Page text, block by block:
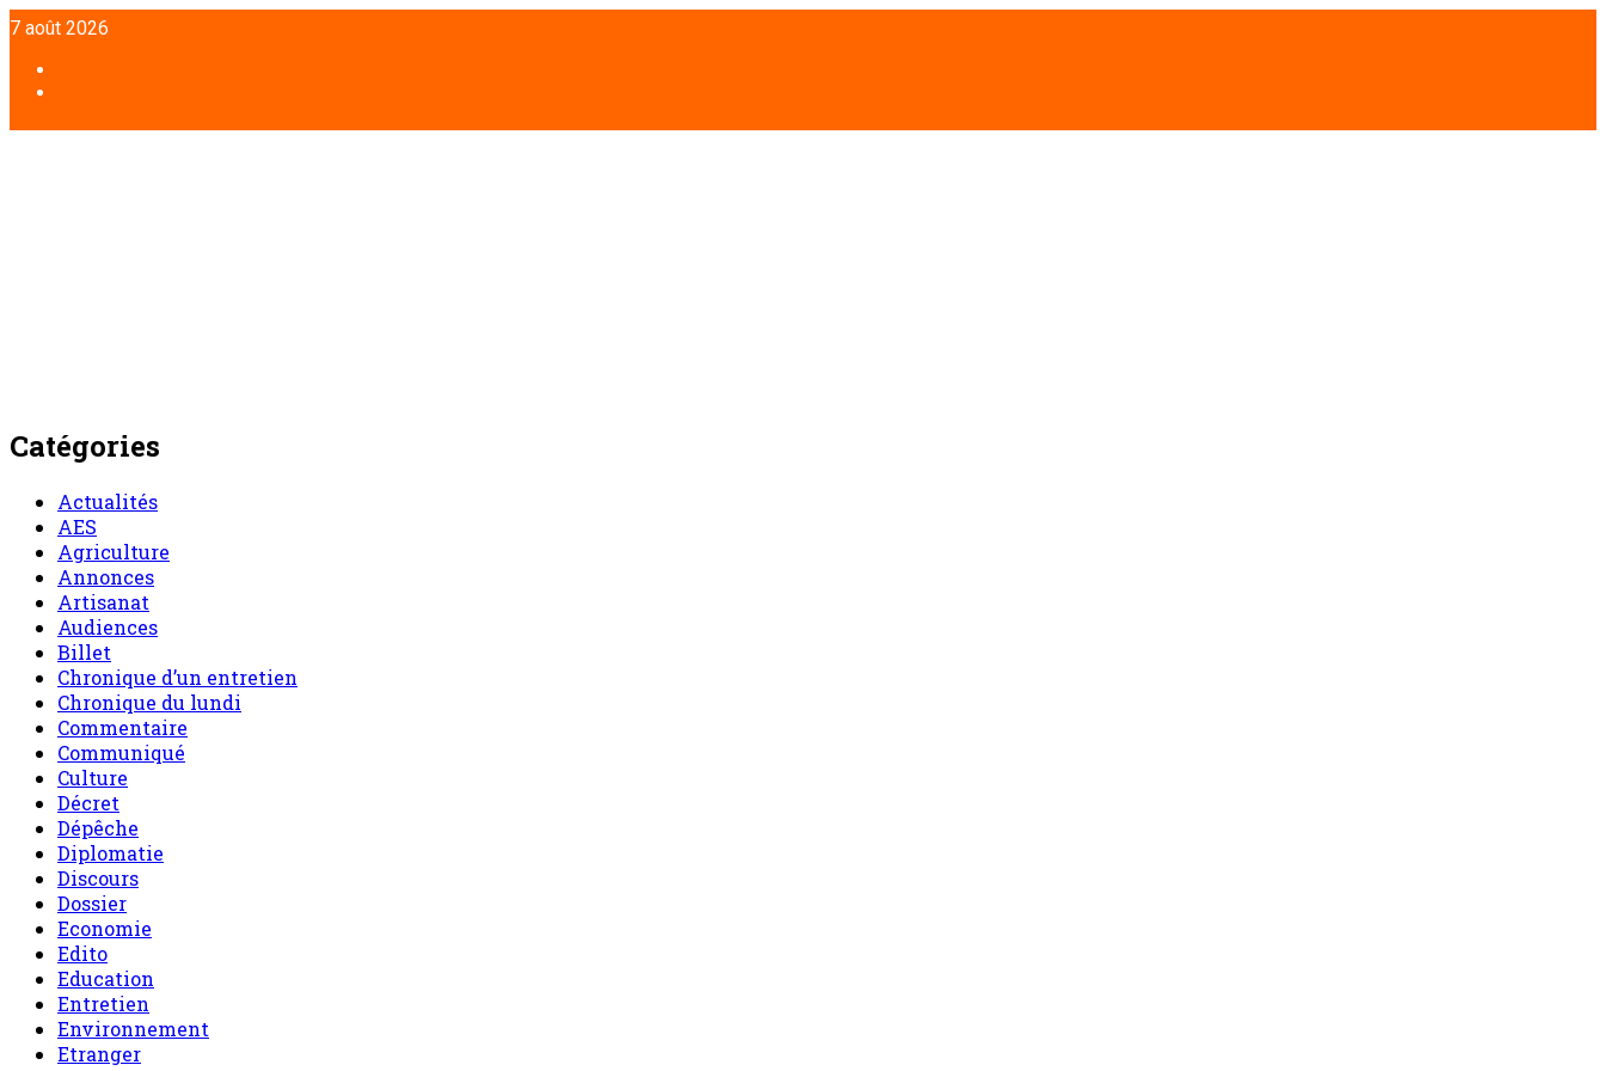
Aller
au
contenu
7 août 2026
Catégories
Actualités
AES
Agriculture
Annonces
Artisanat
Audiences
Billet
Chronique d’un entretien
Chronique du lundi
Commentaire
Communiqué
Culture
Décret
Dépêche
Diplomatie
Discours
Dossier
Economie
Edito
Education
Entretien
Environnement
Etranger